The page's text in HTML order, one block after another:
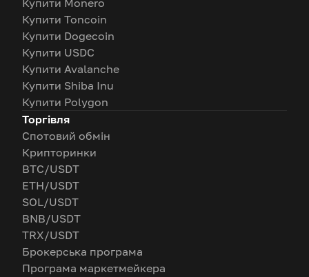
Купити Monero
Купити Toncoin
Купити Dogecoin
Купити USDC
Купити Avalanche
Купити Shiba Inu
Купити Polygon
Торгівля
Спотовий обмін
Крипторинки
BTC/USDT
ETH/USDT
SOL/USDT
BNB/USDT
TRX/USDT
Брокерська програма
Програма маркетмейкера